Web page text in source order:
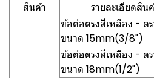
สินค้า รายละเอียดสิน
ข้อต่อตรงสีเหลือง - ต
ขนาด 15mm(3/8")
ข้อต่อตรงสีเหลือง - ต
ขนาด 18mm(1/2")